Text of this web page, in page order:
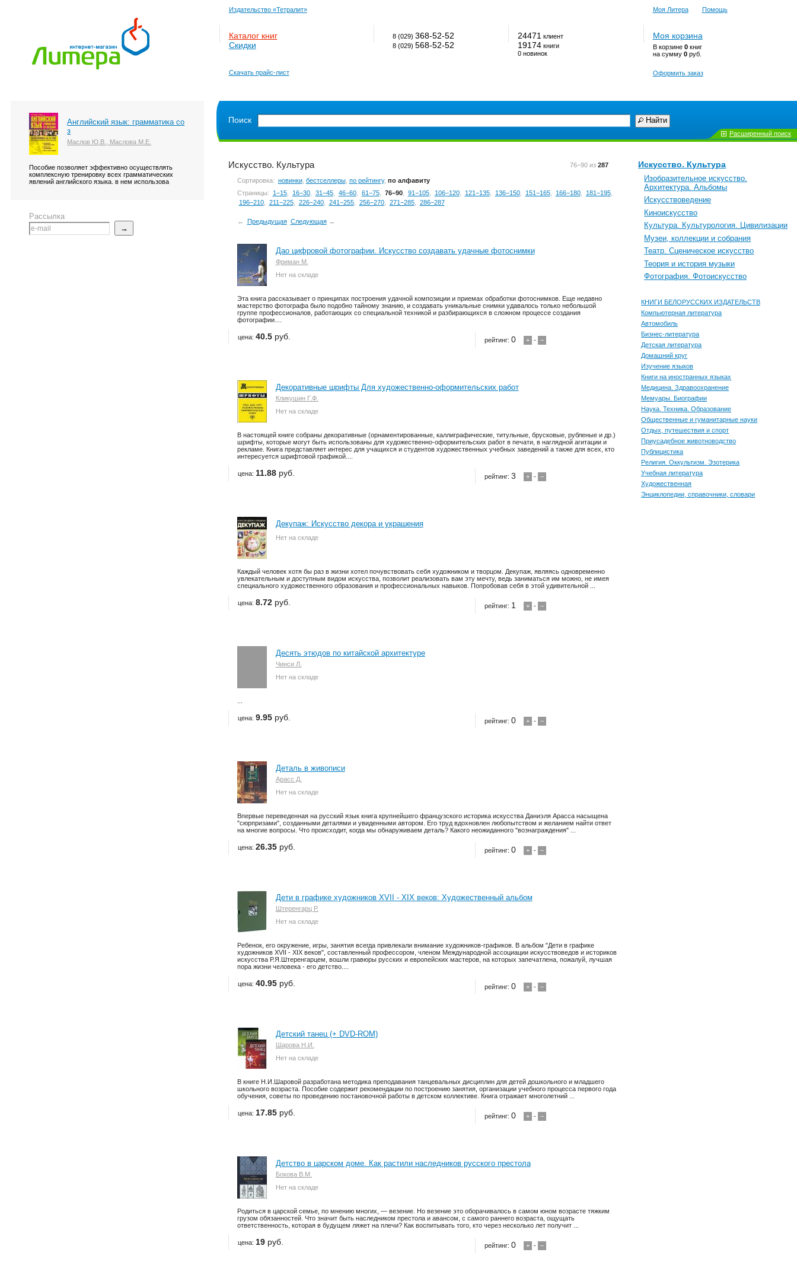
Издательство «Тетралит» Моя Литера Помощь
Каталог книг
Скидки
Скачать прайс-лист
8 (029)368-52-52
8 (029)568-52-52
24471 клиент
19174 книги
0 новинок
Моя корзина
В корзине 0книг
на сумму 0руб.
Оформить заказ
Поиск Найти
Расширенный поиск
76−90 из287
Искусство. Культура
Сортировка: новинки, бестселлеры, по рейтингу, по алфавиту
Страницы:
1−15, 16−30, 31−45, 46−60, 61−75, 76−90, 91−105, 106−120, 121−135, 136−150, 151−165, 166−180, 181−195,
196−210, 211−225, 226−240, 241−255, 256−270, 271−285, 286−287
← Предыдущая Следующая→
Дао цифровой фотографии. Искусство создавать удачные фотоснимки
Фриман М.
Нет на складе
Эта книга рассказывает о принципах построения удачной композиции и приемах обработки фотоснимков. Еще недавно
мастерство фотографа было подобно тайному знанию, и создавать уникальные снимки удавалось только небольшой
группе профессионалов, работающих со специальной техникой и разбирающихся в сложном процессе создания
фотографии....
рейтинг: 0 + - −
цена: 40.5руб.
Декоративные шрифты Для художественно-оформительских работ
Кликушин Г.Ф.
Нет на складе
В настоящей книге собраны декоративные (орнаментированные, каллиграфические, титульные, брусковые, рубленые и др.)
шрифты, которые могут быть использованы для художественно-оформительских работ в печати, в наглядной агитации и
рекламе. Книга представляет интерес для учащихся и студентов художественных учебных заведений а также для всех, кто
интересуется шрифтовой графикой....
рейтинг: 3 + - −
цена: 11.88руб.
Декупаж: Искусство декора и украшения
Нет на складе
Каждый человек хотя бы раз в жизни хотел почувствовать себя художником и творцом. Декупаж, являясь одновременно
увлекательным и доступным видом искусства, позволит реализовать вам эту мечту, ведь заниматься им можно, не имея
специального художественного образования и профессиональных навыков. Попробовав себя в этой удивительной ...
рейтинг: 1 + - −
цена: 8.72руб.
Десять этюдов по китайской архитектуре
Чинси Л.
Нет на складе
рейтинг: 0 + - −
цена: 9.95руб.
Деталь в живописи
Арасс Д.
Нет на складе
Впервые переведенная на русский язык книга крупнейшего французского историка искусства Даниэля Арасса насыщена
"сюрпризами", созданными деталями и увиденными автором. Его труд вдохновлен любопытством и желанием найти ответ
на многие вопросы. Что происходит, когда мы обнаруживаем деталь? Какого неожиданного "вознаграждения" ...
рейтинг: 0 + - −
цена: 26.35руб.
Дети в графике художников XVII - XIX веков: Художественный альбом
Штеренгарц Р.
Нет на складе
Ребенок, его окружение, игры, занятия всегда привлекали внимание художников-графиков. В альбом "Дети в графике
художников XVII - XIX веков", составленный профессором, членом Международной ассоциации искусствоведов и историков
искусства Р.Я.Штеренгарцем, вошли гравюры русских и европейских мастеров, на которых запечатлена, пожалуй, лучшая
пора жизни человека - его детство....
рейтинг: 0 + - −
цена: 40.95руб.
Детский танец (+ DVD-ROM)
Шарова Н.И.
Нет на складе
В книге Н.И.Шаровой разработана методика преподавания танцевальных дисциплин для детей дошкольного и младшего
школьного возраста. Пособие содержит рекомендации по построению занятия, организации учебного процесса первого года
обучения, советы по проведению постановочной работы в детском коллективе. Книга отражает многолетний ...
рейтинг: 0 + - −
цена: 17.85руб.
Детство в царском доме. Как растили наследников русского престола
Бокова В.М.
Нет на складе
Родиться в царской семье, по мнению многих, — везение. Но везение это оборачивалось в самом юном возрасте тяжким
грузом обязанностей. Что значит быть наследником престола и авансом, с самого раннего возраста, ощущать
ответственность, которая в будущем ляжет на плечи? Как воспитывать того, кто через несколько лет получит ...
рейтинг: 0 + - −
цена: 19руб.
Искусство. Культура
Изобразительное искусство.
Архитектура. Альбомы
Искусствоведение
Киноискусство
Культура. Культурология. Цивилизации
Музеи, коллекции и собрания
Театр. Сценическое искусство
Теория и история музыки
Фотография. Фотоискусство
КНИГИ БЕЛОРУССКИХ ИЗДАТЕЛЬСТВ
Компьютерная литература
Автомобиль
Бизнес-литература
Детская литература
Домашний круг
Изучение языков
Книги на иностранных языках
Медицина. Здравоохранение
Мемуары. Биографии
Наука. Техника. Образование
Общественные и гуманитарные науки
Отдых, путешествия и спорт
Приусадебное животноводство
Публицистика
Религия. Оккультизм. Эзотерика
Учебная литература
Художественная
Энциклопедии, справочники, словари
Английский язык: грамматика со
з
Маслов Ю.В., Маслова М.Е.
Пособие позволяет эффективно осуществлять
комплексную тренировку всех грамматических
явлений английского языка. в нем использова
Рассылка
→